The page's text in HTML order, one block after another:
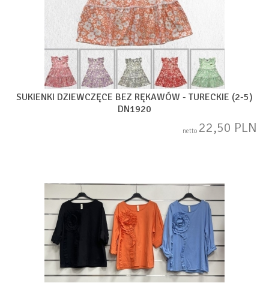
SUKIENKI DZIEWCZĘCE BEZ RĘKAWÓW - TURECKIE (2-5)
DN1920
netto 22,50 PLN